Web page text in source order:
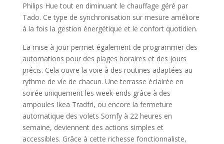
Philips Hue tout en diminuant le chauffage géré par
Tado. Ce type de synchronisation sur mesure améliore
à la fois la gestion énergétique et le confort quotidien.
La mise à jour permet également de programmer des
automations pour des plages horaires et des jours
précis. Cela ouvre la voie à des routines adaptées au
rythme de vie de chacun. Une terrasse éclairée en
soirée uniquement les week-ends grâce à des
ampoules Ikea Tradfri, ou encore la fermeture
automatique des volets Somfy à 22 heures en
semaine, deviennent des actions simples et
accessibles. Grâce à cette richesse fonctionnaliste,